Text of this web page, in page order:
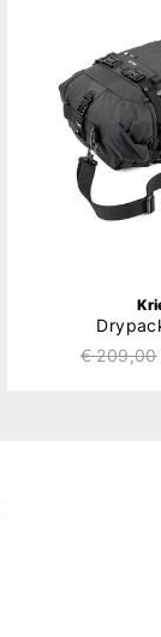
€ 209,00